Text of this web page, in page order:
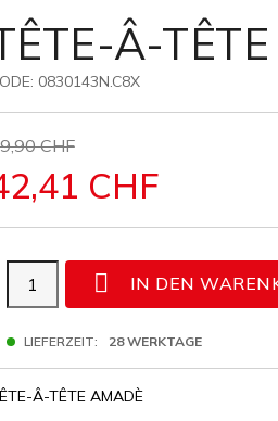
Â-
0830143N.C8X
CHF
CHF
 IN DEN
LIEFERZEIT: 28 WERKTAGE
Â-TÊTE AMADÈ